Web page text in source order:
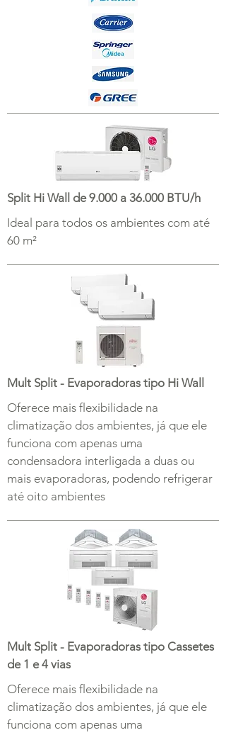
Split Hi Wall de 9.000 a 36.000 BTU/h
Ideal para todos os ambientes com até
60 m²
Mult Split - Evaporadoras tipo Hi Wall
Oferece mais flexibilidade na
climatização dos ambientes, já que ele
funciona com apenas uma
condensadora interligada a duas ou
mais evaporadoras, podendo refrigerar
até oito ambientes
Mult Split - Evaporadoras tipo Cassetes
de 1 e 4 vias
Oferece mais flexibilidade na
climatização dos ambientes, já que ele
funciona com apenas uma